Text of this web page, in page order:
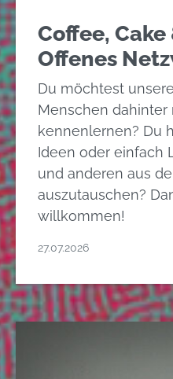
Coffee, Cake
Offenes
Du möchtest
Menschen dahinter
kennenlernen? Du
Ideen oder einfach
und anderen aus
auszutauschen?
willkommen!
27.07.2026